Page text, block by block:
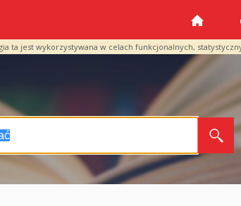
ta jest wykorzystywana w celach funkcjonalnych,